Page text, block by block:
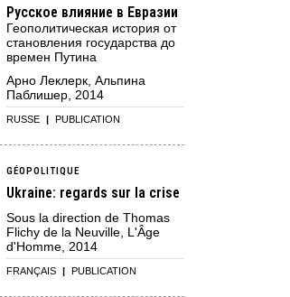
Русское влияние в Евразии
Геополитическая история от
становления государства до
времен Путина
Арно Леклерк, Альпина
Паблишер, 2014
RUSSE | PUBLICATION
GÉOPOLITIQUE
Ukraine: regards sur la crise
Sous la direction de Thomas
Flichy de la Neuville, L'Âge
d'Homme, 2014
FRANÇAIS | PUBLICATION